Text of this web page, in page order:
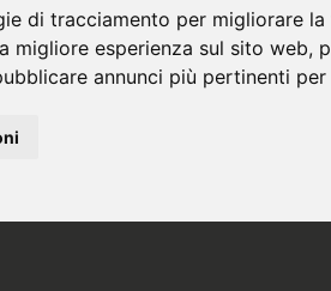
di tracciamento per migliorare
migliore esperienza sul sito web,
annunci più pertinenti